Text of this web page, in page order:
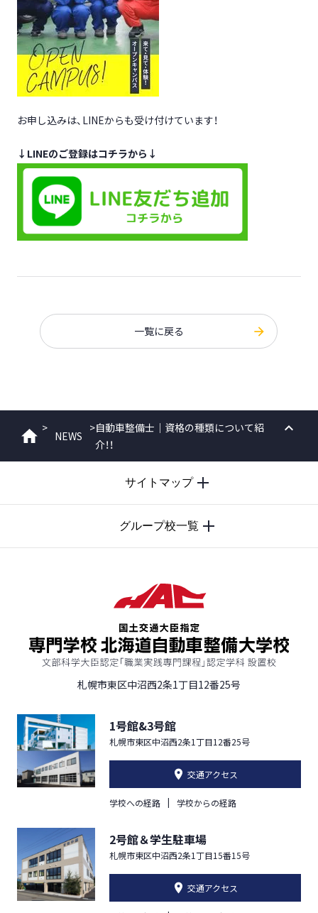
お申し込みは、LINEからも受け付けています！
↓LINEのご登録はコチラから↓
一覧に戻る
ホーム
>
NEWS
>自動車整備士｜資格の種類について紹
介！！
サイトマップ
グループ校一覧
札幌市東区中沼西2条1丁目12番25号
1号館&3号館
札幌市東区中沼西2条1丁目12番25号
交通アクセス
学校への経路 学校からの経路
2号館＆学生駐車場
札幌市東区中沼西2条1丁目15番15号
交通アクセス